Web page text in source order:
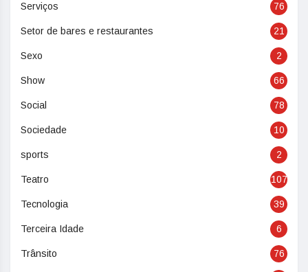
Serviços 76
Setor de bares e restaurantes 21
Sexo 2
Show 66
Social 78
Sociedade 10
sports 2
Teatro 107
Tecnologia 39
Terceira Idade 6
Trânsito 76